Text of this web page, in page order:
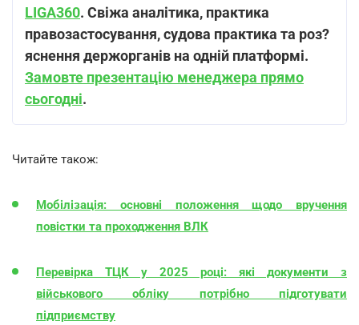
LIGA360. Свіжа аналітика, практика
правозастосування, судова практика та роз?
яснення держорганів на одній платформі.
Замовте презентацію менеджера прямо
сьогодні.
Читайте також:
Мобілізація: основні положення щодо вручення
повістки та проходження ВЛК
Перевірка ТЦК у 2025 році: які документи з
військового обліку потрібно підготувати
підприємству